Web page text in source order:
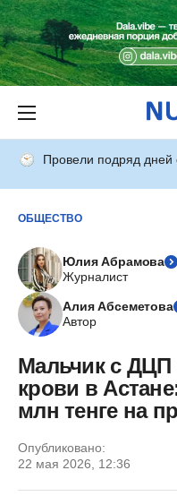
Провели подряд дней
ОБЩЕСТВО
Юлия Абрамова
Журналист
Алия Абсеметова
Автор
Мальчик с ДЦП
крови в
млн тенге на
Опубликовано:
22 мая 2026, 12:36